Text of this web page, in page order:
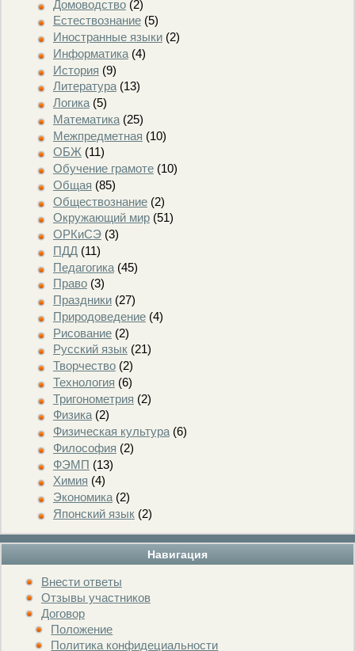
Домоводство(2)
Естествознание(5)
Иностранные языки(2)
Информатика(4)
История (9)
Литература(13)
Логика(5)
Математика(25)
Межпредметная (10)
ОБЖ(11)
Обучение грамоте(10)
Общая (85)
Обществознание(2)
Окружающий мир(51)
ОРКиСЭ(3)
ПДД (11)
Педагогика(45)
Право(3)
Праздники(27)
Природоведение(4)
Рисование(2)
Русский язык(21)
Творчество(2)
Технология (6)
Тригонометрия (2)
Физика(2)
Физическая культура(6)
Философия (2)
ФЭМП (13)
Химия (4)
Экономика(2)
Японский язык(2)
Навигация
Внести ответы
Отзывы участников
Договор
Положение
Политика конфидециальности